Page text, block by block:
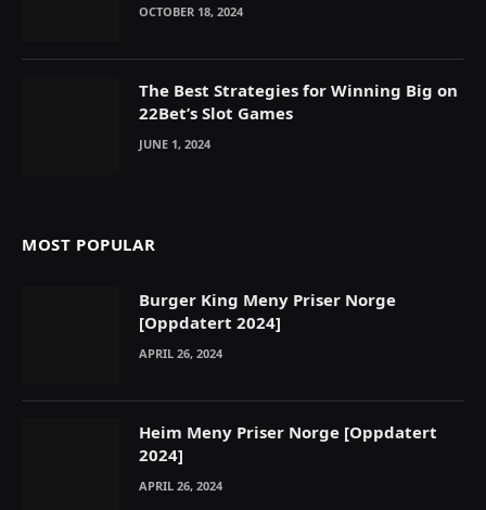
OCTOBER 18, 2024
The Best Strategies for Winning Big on
22Bet’s Slot Games
JUNE 1, 2024
MOST POPULAR
Burger King Meny Priser Norge
[Oppdatert 2024]
APRIL 26, 2024
Heim Meny Priser Norge [Oppdatert
2024]
APRIL 26, 2024